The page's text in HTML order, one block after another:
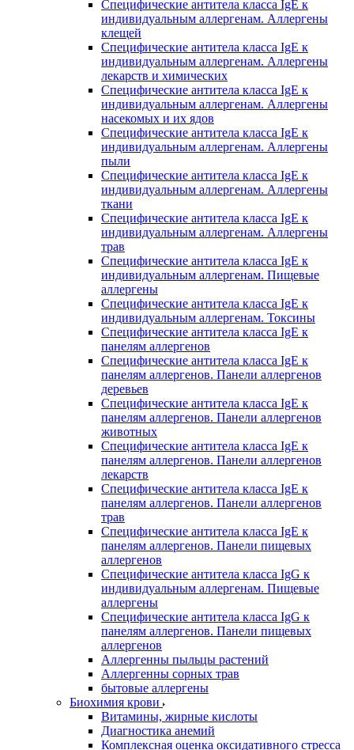
Специфические антитела класса IgE к
индивидуальным аллергенам. Аллергены
клещей
Специфические антитела класса IgE к
индивидуальным аллергенам. Аллергены
лекарств и химических
Специфические антитела класса IgE к
индивидуальным аллергенам. Аллергены
насекомых и их ядов
Специфические антитела класса IgE к
индивидуальным аллергенам. Аллергены
пыли
Специфические антитела класса IgE к
индивидуальным аллергенам. Аллергены
ткани
Специфические антитела класса IgE к
индивидуальным аллергенам. Аллергены
трав
Специфические антитела класса IgE к
индивидуальным аллергенам. Пищевые
аллергены
Специфические антитела класса IgE к
индивидуальным аллергенам. Токсины
Специфические антитела класса IgE к
панелям аллергенов
Специфические антитела класса IgE к
панелям аллергенов. Панели аллергенов
деревьев
Специфические антитела класса IgE к
панелям аллергенов. Панели аллергенов
животных
Специфические антитела класса IgE к
панелям аллергенов. Панели аллергенов
лекарств
Специфические антитела класса IgE к
панелям аллергенов. Панели аллергенов
трав
Специфические антитела класса IgE к
панелям аллергенов. Панели пищевых
аллергенов
Специфические антитела класса IgG к
индивидуальным аллергенам. Пищевые
аллергены
Специфические антитела класса IgG к
панелям аллергенов. Панели пищевых
аллергенов
Аллергенны пыльцы растений
Аллергенны сорных трав
бытовые аллергены
Биохимия крови
Витамины, жирные кислоты
Диагностика анемий
Комплексная оценка оксидативного стресса